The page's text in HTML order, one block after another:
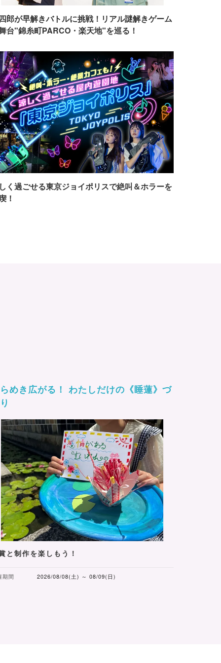
郎が早解きバトルに挑戦！リアル謎解きゲーム
台"錦糸町PARCO・楽天地"を巡る！
く過ごせる東京ジョイポリスで絶叫＆ホラーを
！
めき広がる！ わたしだけの《睡蓮》づ
と制作を楽しもう！
期間 2026/08/08(土) ～ 08/09(日)